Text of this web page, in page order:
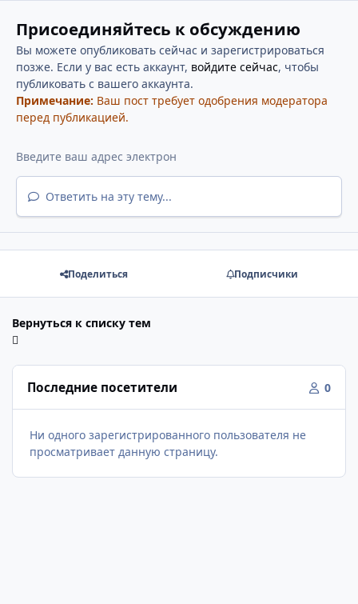
Присоединяйтесь к обсуждению
Вы можете опубликовать сейчас и зарегистрироваться
позже. Если у вас есть аккаунт, войдите сейчас, чтобы
публиковать с вашего аккаунта.
Примечание: Ваш пост требует одобрения модератора
перед публикацией.
Ответить на эту тему...
Поделиться Подписчики
Вернуться к списку тем
Последние посетители 0
Ни одного зарегистрированного пользователя не
просматривает данную страницу.